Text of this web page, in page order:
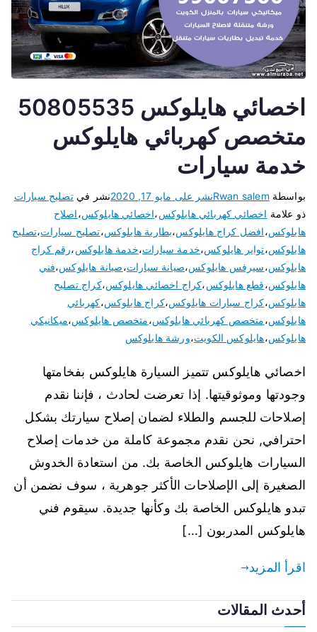
اخصائي هايلوكس 50805535
متخصص كهربائي هايلوكس
خدمة سيارات
بواسطة Rwan salemنشر على مايو 17, 2020 نشر فيتصليح سيارات
ذو علامة اخصائي كهربائي هايلوكس،اخصائي هايلوكس،اصلاح
هايلوكس،افضل كراج هايلوكس،بطارية هايلوكس،تصليح سيارات،تصليح
هايلوكس،تواير هايلوكس،خدمة سيارات،خدمة هايلوكس،رقم كراج
هايلوكس،سيرفس هايلوكس،صيانة سيارات،صيانة هايلوكس،فني
هايلوكس،قطع هايلوكس،كراج اخصائي هايلوكس،كراج تصليح
هايلوكس،كراج سيارات هايلوكس،كراج هايلوكس،كهربائي
هايلوكس،متخصص كهربائي هايلوكس،متخصص هايلوكس،ميكانيكي
هايلوكس،هايلوكس الكويت،ورشة هايلوكس
اخصائي هايلوكس تتميز السيارة هايلوكس بفخامتها
وجودتها وموثوقيتها. إذا تعرضت لحادث ، فإننا نقدم
إصلاحات للجسم والطلاء لضمان إصلاح سيارتك بشكل
احترافي, نحن نقدم مجموعة كاملة من خدمات إصلاح
السيارات هايلوكس الخاصة بك. من استعادة الخدوش
الصغيرة إلى الإصلاحات الأكثر جوهرية ، سوف نضمن أن
تبدو هايلوكس الخاصة بك وكأنها جديدة. سيقوم فني
هايلوكس المدربون […]
اقرأ المزيد
أحدث المقالات